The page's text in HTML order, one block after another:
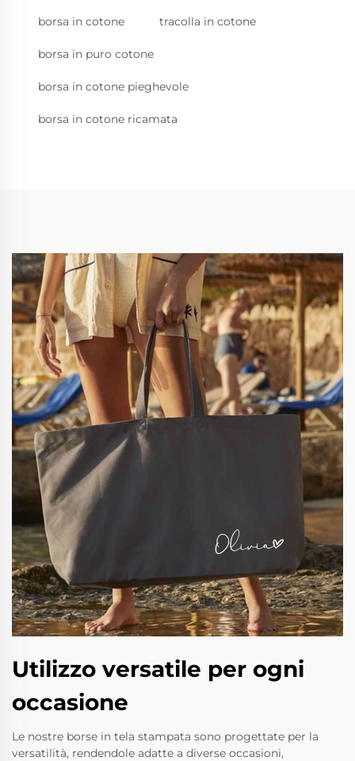
borsa in cotone tracolla in cotone
borsa in puro cotone
borsa in cotone pieghevole
borsa in cotone ricamata
Utilizzo versatile per ogni
occasione
Le nostre borse in tela stampata sono progettate per la
versatilità, rendendole adatte a diverse occasioni,